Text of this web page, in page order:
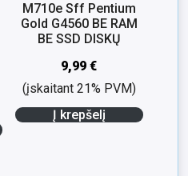
M710e Sff Pentium
Gold G4560 BE RAM
BE SSD DISKŲ
9,99€
(įskaitant 21% PVM)
Į krepšelį